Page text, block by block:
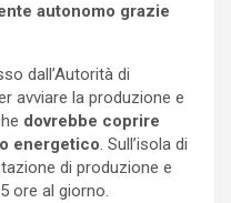
autonomo grazie
dall’Autorità di
avviare la produzione e
dovrebbe coprire
energetico. Sull’isola di
di produzione e
ore al giorno.